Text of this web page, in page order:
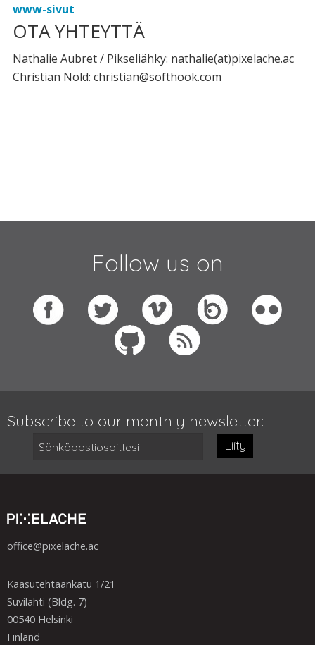
www-sivut
OTA YHTEYTTÄ
Nathalie Aubret / Pikseliähky: nathalie(at)pixelache.ac
Christian Nold: christian@softhook.com
Follow us on
Subscribe to our monthly newsletter:
Liity
office@pixelache.ac
Kaasutehtaankatu 1/21
Suvilahti (Bldg. 7)
00540 Helsinki
Finland